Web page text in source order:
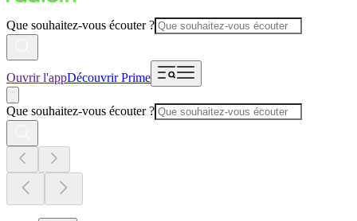
Que souhaitez-vous écouter ?
Ouvrir l'appDécouvrir Prime
Que souhaitez-vous écouter ?